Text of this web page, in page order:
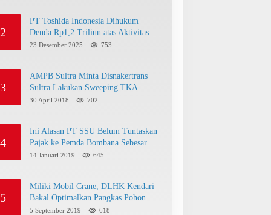
2
PT Toshida Indonesia Dihukum
Denda Rp1,2 Triliun atas Aktivitas
Tambang Ilegal
23 Desember 2025 753
3
AMPB Sultra Minta Disnakertrans
Sultra Lakukan Sweeping TKA
30 April 2018 702
4
Ini Alasan PT SSU Belum Tuntaskan
Pajak ke Pemda Bombana Sebesar
Rp8 Miliar
14 Januari 2019 645
5
Miliki Mobil Crane, DLHK Kendari
Bakal Optimalkan Pangkas Pohon
Peneduh
5 September 2019 618